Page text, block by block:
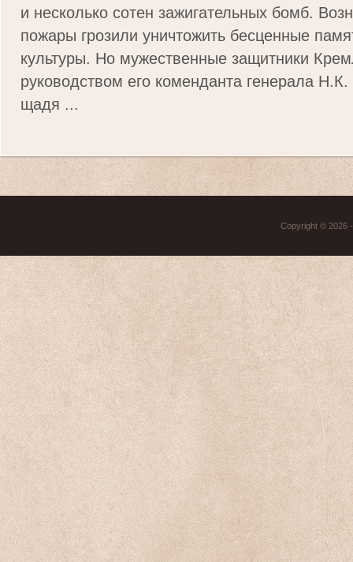
и несколько сотен зажигательных бомб.
пожары грозили уничтожить бесценные
культуры. Но мужественные защитники
руководством его коменданта генерала
щадя ...
Copyright © 2026